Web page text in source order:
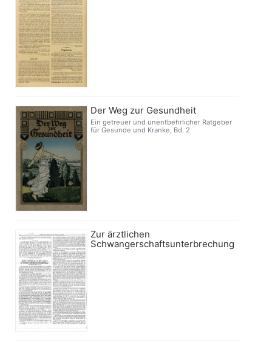
Der Weg zur Gesundheit
Ein getreuer und unentbehrlicher Ratgeber
für Gesunde und Kranke, Bd. 2
Zur ärztlichen
Schwangerschaftsunterbrechung